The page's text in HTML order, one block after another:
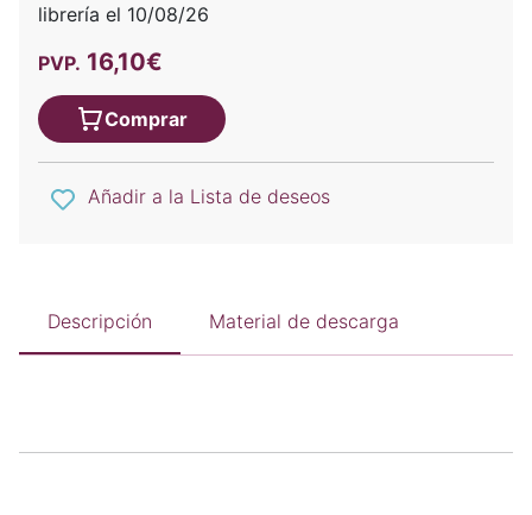
librería el 10/08/26
PVP. 16,10€
Comprar
Añadir a la Lista de deseos
Descripción Material de descarga